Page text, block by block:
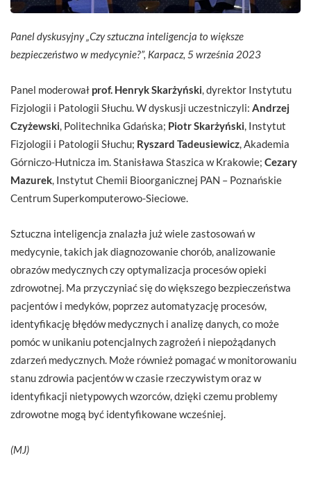
Panel dyskusyjny „Czy sztuczna inteligencja to większe
bezpieczeństwo w medycynie?”, Karpacz, 5 września 2023
Panel moderował prof. Henryk Skarżyński, dyrektor Instytutu
Fizjologii i Patologii Słuchu. W dyskusji uczestniczyli: Andrzej
Czyżewski, Politechnika Gdańska; Piotr Skarżyński, Instytut
Fizjologii i Patologii Słuchu; Ryszard Tadeusiewicz, Akademia
Górniczo-Hutnicza im. Stanisława Staszica w Krakowie; Cezary
Mazurek, Instytut Chemii Bioorganicznej PAN – Poznańskie
Centrum Superkomputerowo-Sieciowe.
Sztuczna inteligencja znalazła już wiele zastosowań w
medycynie, takich jak diagnozowanie chorób, analizowanie
obrazów medycznych czy optymalizacja procesów opieki
zdrowotnej. Ma przyczyniać się do większego bezpieczeństwa
pacjentów i medyków, poprzez automatyzację procesów,
identyfikację błędów medycznych i analizę danych, co może
pomóc w unikaniu potencjalnych zagrożeń i niepożądanych
zdarzeń medycznych. Może również pomagać w monitorowaniu
stanu zdrowia pacjentów w czasie rzeczywistym oraz w
identyfikacji nietypowych wzorców, dzięki czemu problemy
zdrowotne mogą być identyfikowane wcześniej.
(MJ)